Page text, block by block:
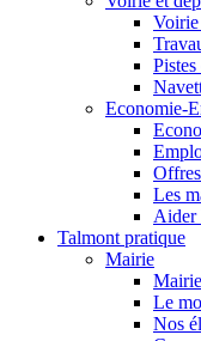
Voirie
Economie-
Les
Aider
Talmont pratique
Mairie
Mairie
Le
Nos